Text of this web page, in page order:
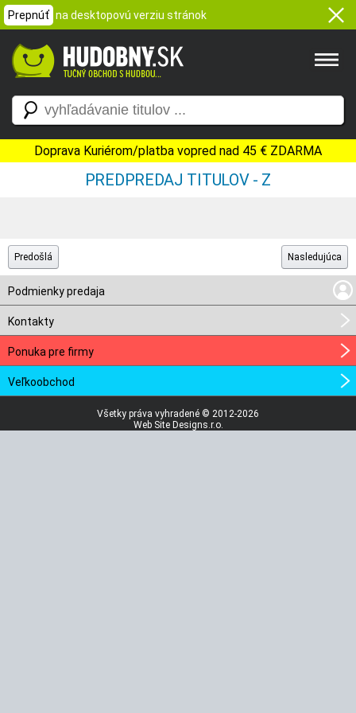
Prepnúť na desktopovú verziu stránok
Doprava Kuriérom/platba vopred nad 45 € ZDARMA
PREDPREDAJ TITULOV - Z
Predošlá Nasledujúca
Podmienky predaja
Kontakty
Ponuka pre firmy
Veľkoobchod
Všetky práva vyhradené © 2012-2026
Web Site Designs.r.o.